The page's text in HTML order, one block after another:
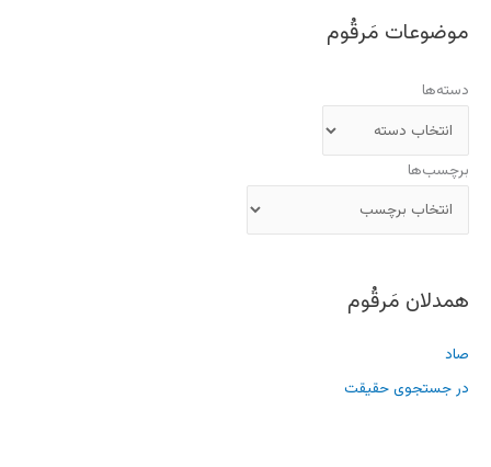
موضوعات مَرقُوم
دسته‌ها
برچسب‌ها
همدلان مَرقُوم
صاد
در جستجوی حقیقت